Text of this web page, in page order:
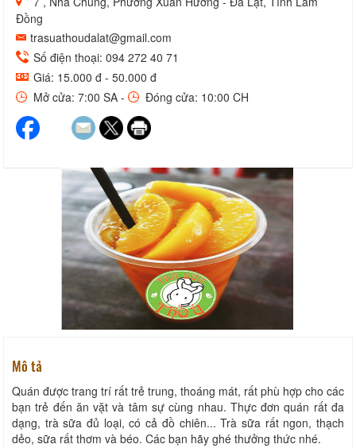
Đồng
trasuathoudalat@gmail.com
Số điện thoại: 094 272 40 71
Giá: 15.000 đ - 50.000 đ
Mở cửa: 7:00 SA -
Đóng cửa: 10:00 CH
Mô tả
Quán được trang trí rất trẻ trung, thoáng mát, rất phù hợp cho các
bạn trẻ đến ăn vặt và tâm sự cùng nhau. Thực đơn quán rất đa
dạng, trà sữa đủ loại, có cả đồ chiên... Trà sữa rất ngon, thạch
dẻo, sữa rất thơm và béo. Các bạn hãy ghé thưởng thức nhé.